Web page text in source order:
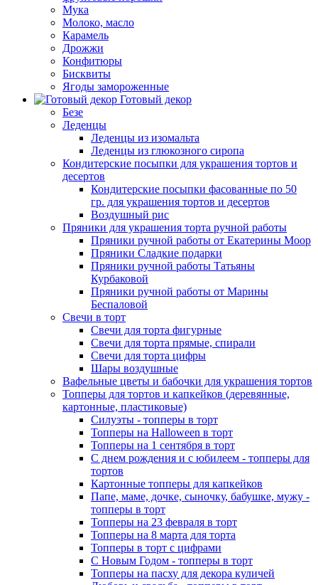
Мука
Молоко, масло
Карамель
Дрожжи
Конфитюры
Бисквиты
Ягоды замороженные
Готовый декор
Безе
Леденцы
Леденцы из изомальта
Леденцы из глюкозного сиропа
Кондитерские посыпки для украшения тортов и
десертов
Кондитерские посыпки фасованные по 50
гр. для украшения тортов и десертов
Воздушный рис
Пряники для украшения торта ручной работы
Пряники ручной работы от Екатерины Моор
Пряники Сладкие подарки
Пряники ручной работы Татьяны
Курбаковой
Пряники ручной работы от Марины
Беспаловой
Свечи в торт
Свечи для торта фигурные
Свечи для торта прямые, спирали
Свечи для торта цифры
Шары воздушные
Вафельные цветы и бабочки для украшения тортов
Топперы для тортов и капкейков (деревянные,
картонные, пластиковые)
Силуэты - топперы в торт
Топперы на Halloween в торт
Топперы на 1 сентября в торт
С днем рождения и с юбилеем - топперы для
тортов
Картонные топперы для капкейков
Папе, маме, дочке, сыночку, бабушке, мужу -
топперы в торт
Топперы на 23 февраля в торт
Топперы на 8 марта для торта
Топперы в торт с цифрами
С Новым Годом - топперы в торт
Топперы на пасху для декора куличей